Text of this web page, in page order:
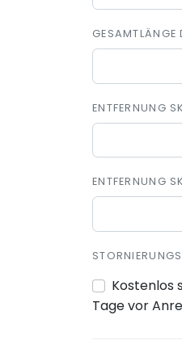
GESAMTLÄNGE
ENTFERNUNG
ENTFERNUNG
Kostenlos
Tage vor